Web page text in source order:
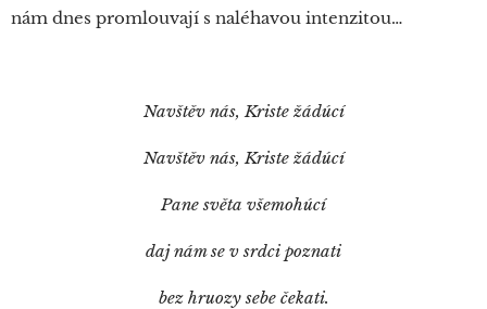
nám dnes promlouvají s naléhavou intenzitou…
Navštěv nás, Kriste žádúcí
Navštěv nás, Kriste žádúcí
Pane světa všemohúcí
daj nám se v srdci poznati
bez hruozy sebe čekati.